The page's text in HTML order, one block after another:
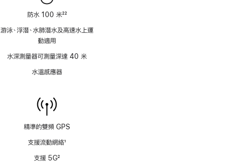
防水 100 米22
游泳、浮潛、水肺潛水及高速水上運
動適用
水深測量器可測量深達 40 米
水溫感應器
精準的雙頻 GPS
支援流動網絡1
支援 5G2